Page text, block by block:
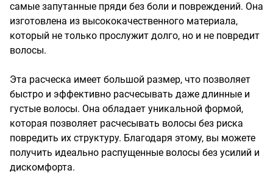
самые запутанные пряди без боли и повреждений. Она
изготовлена из высококачественного материала,
который не только прослужит долго, но и не повредит
волосы.
Эта расческа имеет большой размер, что позволяет
быстро и эффективно расчесывать даже длинные и
густые волосы. Она обладает уникальной формой,
которая позволяет расчесывать волосы без риска
повредить их структуру. Благодаря этому, вы можете
получить идеально распущенные волосы без усилий и
дискомфорта.